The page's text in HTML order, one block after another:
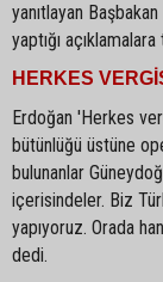
yanıtlayan
yaptığı
HERKES
Erdoğan 'Herkes
bütünlüğü üstüne
bulunanlar
içerisindeler. Biz
yapıyoruz. Orada
dedi.